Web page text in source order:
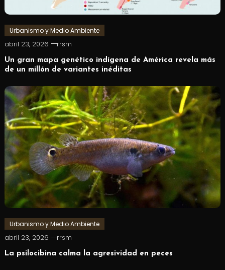
Urbanismo y Medio Ambiente
abril 23, 2026 rrsm
Un gran mapa genético indígena de América revela más
de un millón de variantes inéditas
Urbanismo y Medio Ambiente
abril 23, 2026 rrsm
La psilocibina calma la agresividad en peces